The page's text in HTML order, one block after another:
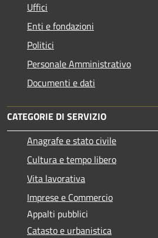
Uffici
Enti e fondazioni
Politici
Personale Amministrativo
Documenti e dati
CATEGORIE DI SERVIZIO
Anagrafe e stato civile
Cultura e tempo libero
Vita lavorativa
Imprese e Commercio
Appalti pubblici
Catasto e urbanistica